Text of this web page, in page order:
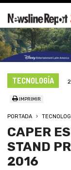
TECNOLOGÍA
IMPRIMIR
PORTADA
CAPER
STAND
2016